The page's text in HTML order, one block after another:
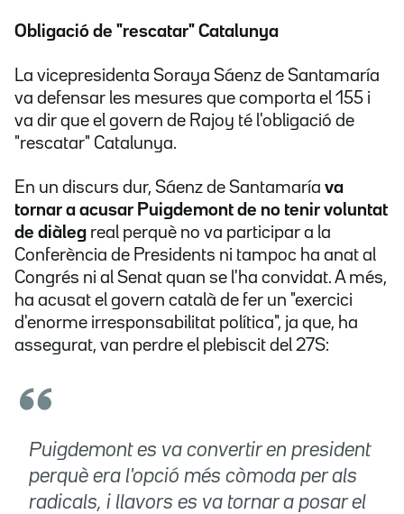
Obligació de "rescatar" Catalunya
La vicepresidenta Soraya Sáenz de Santamaría
va defensar les mesures que comporta el 155 i
va dir que el govern de Rajoy té l'obligació de
"rescatar" Catalunya.
En un discurs dur, Sáenz de Santamaría va
tornar a acusar Puigdemont de no tenir voluntat
de diàleg real perquè no va participar a la
Conferència de Presidents ni tampoc ha anat al
Congrés ni al Senat quan se l'ha convidat. A més,
ha acusat el govern català de fer un "exercici
d'enorme irresponsabilitat política", ja que, ha
assegurat, van perdre el plebiscit del 27S:
Puigdemont es va convertir en president
perquè era l'opció més còmoda per als
radicals, i llavors es va tornar a posar el